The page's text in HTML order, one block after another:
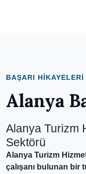
BAŞARI HIKAYELERI
Alanya
Alanya Turizm
Sektörü
Alanya Turizm
çalışanı bulunan bir